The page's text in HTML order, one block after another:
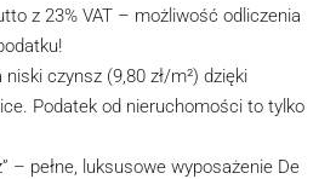
z 23% VAT – możliwość odliczenia
niski czynsz (9,80 zł/m²) dzięki
Podatek od nieruchomości to tylko
– pełne, luksusowe wyposażenie De